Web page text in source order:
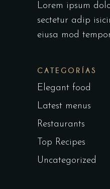
Lorem ipsum
sectetur adip
eiusa mod
CATEGORÍAS
Elegant food
Latest menus
Restaurants
Top Recipes
Uncategorized